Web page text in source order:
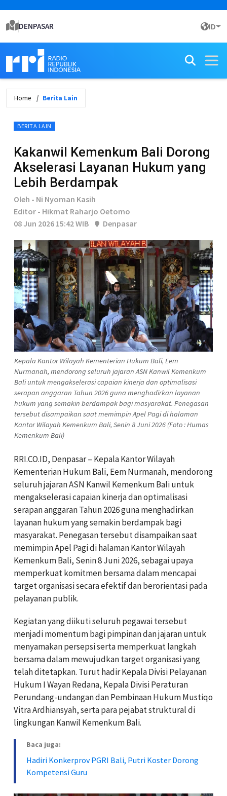
DENPASAR ID
Home Berita Lain
BERITA LAIN
Kakanwil Kemenkum Bali Dorong
Akselerasi Layanan Hukum yang
Lebih Berdampak
Oleh - Ni Nyoman Kasih
Editor - Hikmat Raharjo Oetomo
08 Jun 2026 15:42 WIB
Denpasar
Kepala Kantor Wilayah Kementerian Hukum Bali, Eem
Nurmanah, mendorong seluruh jajaran ASN Kanwil Kemenkum
Bali untuk mengakselerasi capaian kinerja dan optimalisasi
serapan anggaran Tahun 2026 guna menghadirkan layanan
hukum yang semakin berdampak bagi masyarakat. Penegasan
tersebut disampaikan saat memimpin Apel Pagi di halaman
Kantor Wilayah Kemenkum Bali, Senin 8 Juni 2026 (Foto : Humas
Kemenkum Bali)
RRI.CO.ID, Denpasar – Kepala Kantor Wilayah
Kementerian Hukum Bali, Eem Nurmanah, mendorong
seluruh jajaran ASN Kanwil Kemenkum Bali untuk
mengakselerasi capaian kinerja dan optimalisasi
serapan anggaran Tahun 2026 guna menghadirkan
layanan hukum yang semakin berdampak bagi
masyarakat. Penegasan tersebut disampaikan saat
memimpin Apel Pagi di halaman Kantor Wilayah
Kemenkum Bali, Senin 8 Juni 2026, sebagai upaya
memperkuat komitmen bersama dalam mencapai
target organisasi secara efektif dan berorientasi pada
pelayanan publik.
Kegiatan yang diikuti seluruh pegawai tersebut
menjadi momentum bagi pimpinan dan jajaran untuk
menyamakan persepsi serta memperkuat langkah
bersama dalam mewujudkan target organisasi yang
telah ditetapkan. Turut hadir Kepala Divisi Pelayanan
Hukum I Wayan Redana, Kepala Divisi Peraturan
Perundang-undangan dan Pembinaan Hukum Mustiqo
Vitra Ardhiansyah, serta para pejabat struktural di
lingkungan Kanwil Kemenkum Bali.
Baca juga:
Hadiri Konkerprov PGRI Bali, Putri Koster Dorong
Kompetensi Guru